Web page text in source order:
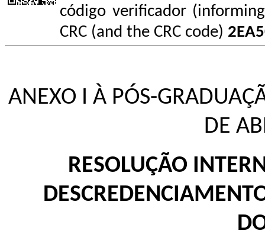
código verificador
CRC (and the CRC code)
ANEXO I À PÓS-
DE
RESOLUÇÃO